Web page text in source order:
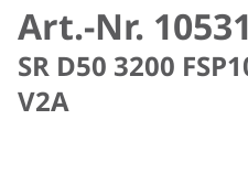
Art.-Nr.
SR D50 3200
V2A